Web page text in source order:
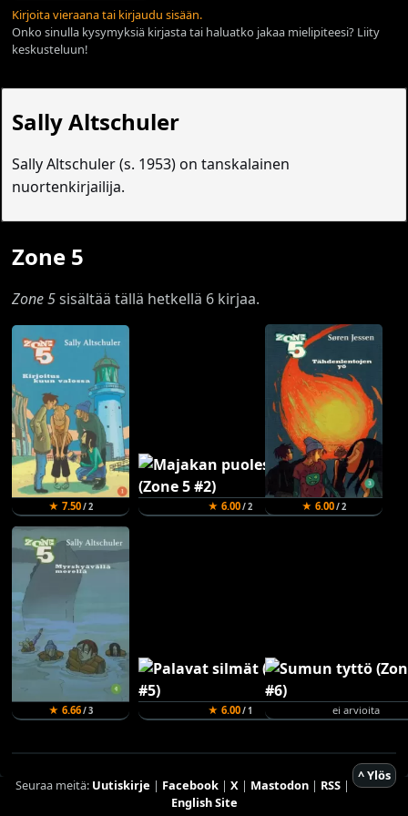
Kirjoita vieraana tai kirjaudu sisään.
Onko sinulla kysymyksiä kirjasta tai haluatko jakaa mielipiteesi? Liity
keskusteluun!
Sally Altschuler
Sally Altschuler (s. 1953) on tanskalainen
nuortenkirjailija.
Zone 5
Zone 5sisältää tällä hetkellä 6 kirjaa.
★ 7.50/ 2 ★ 6.00/ 2 ★ 6.00/ 2
★ 6.66/ 3 ★ 6.00/ 1 ei arvioita
^ Ylös
Seuraa meitä: Uutiskirje | Facebook| X| Mastodon| RSS|
English Site